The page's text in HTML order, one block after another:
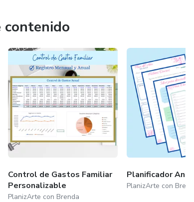
contenido
Control de Gastos Familiar
Personalizable
PlanizArte con Brenda
Planificador Anual
PlanizArte con Brenda